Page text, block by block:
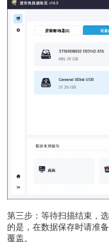
第三步：等待扫描结束，
的是，在数据保存时请准
覆盖。